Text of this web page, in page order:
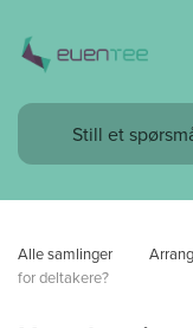
Alle samlinger
for deltakere?